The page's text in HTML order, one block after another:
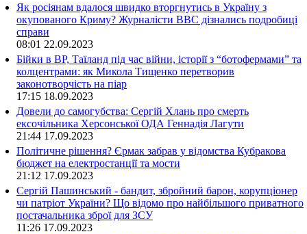
Як росіянам вдалося швидко вторгнутись в Україну з
окупованого Криму? Журналісти ВВС дізнались подробиці
справи
08:01 22.09.2023
Бійки в ВР, Таїланд під час війни, історії з “ботофермами” та
колцентрами: як Микола Тищенко перетворив
законотворчість на піар
17:15 18.09.2023
Довели до самогубства: Сергій Хлань про смерть
ексочільника Херсонської ОДА Геннадія Лагути
21:44 17.09.2023
Політичне рішення? Єрмак забрав у відомства Кубракова
бюджет на електростанції та мости
21:12 17.09.2023
Сергій Пашинський - бандит, збройний барон, корупціонер
чи патріот України? Що відомо про найбільшого приватного
постачальника зброї для ЗСУ
11:26 17.09.2023